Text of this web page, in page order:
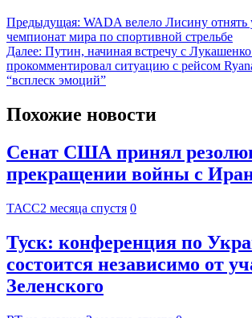
Предыдущая: WADA велело Лисину отнять
чемпионат мира по спортивной стрельбе
Далее: Путин, начиная встречу с
прокомментировал ситуацию с рейсом
“всплеск эмоций”
Похожие новости
Сенат США принял
прекращении войны с
ТАСС2 месяца спустя 0
Туск: конференция по
состоится независимо от
Зеленского